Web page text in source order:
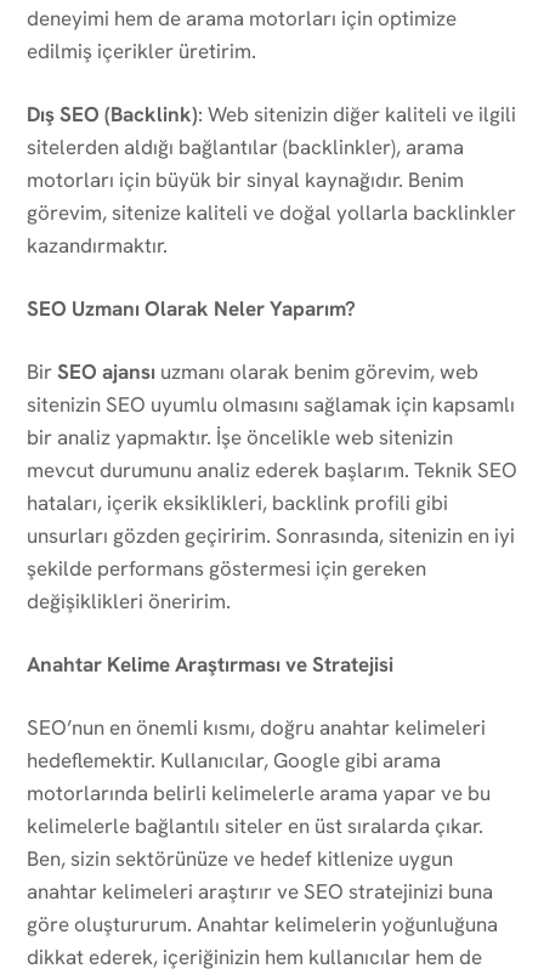
deneyimi hem de arama motorları için optimize
edilmiş içerikler üretirim.
Dış SEO (Backlink): Web sitenizin diğer kaliteli ve ilgili
sitelerden aldığı bağlantılar (backlinkler), arama
motorları için büyük bir sinyal kaynağıdır. Benim
görevim, sitenize kaliteli ve doğal yollarla backlinkler
kazandırmaktır.
SEO Uzmanı Olarak Neler Yaparım?
BirSEO ajansı uzmanı olarak benim görevim, web
sitenizin SEO uyumlu olmasını sağlamak için kapsamlı
bir analiz yapmaktır. İşe öncelikle web sitenizin
mevcut durumunu analiz ederek başlarım. Teknik SEO
hataları, içerik eksiklikleri, backlink profili gibi
unsurları gözden geçiririm. Sonrasında, sitenizin en iyi
şekilde performans göstermesi için gereken
değişiklikleri öneririm.
Anahtar Kelime Araştırması ve Stratejisi
SEO’nun en önemli kısmı, doğru anahtar kelimeleri
hedeflemektir. Kullanıcılar, Google gibi arama
motorlarında belirli kelimelerle arama yapar ve bu
kelimelerle bağlantılı siteler en üst sıralarda çıkar.
Ben, sizin sektörünüze ve hedef kitlenize uygun
anahtar kelimeleri araştırır ve SEO stratejinizi buna
göre oluştururum. Anahtar kelimelerin yoğunluğuna
dikkat ederek, içeriğinizin hem kullanıcılar hem de